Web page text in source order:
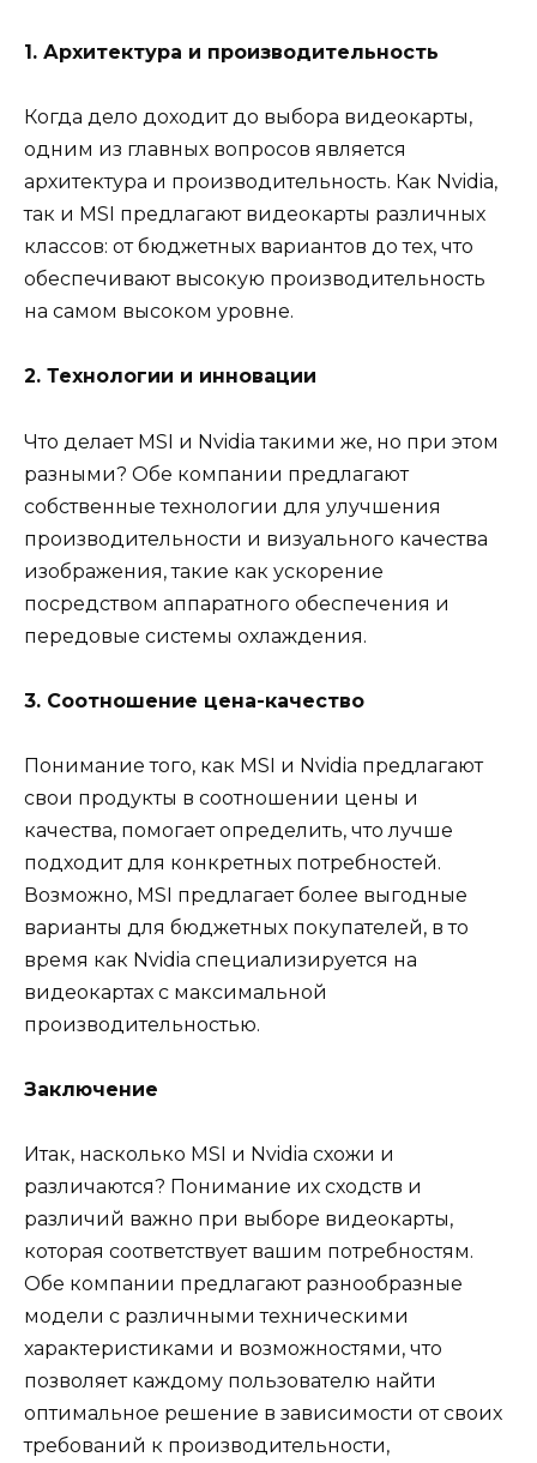
1. Архитектура и производительность
Когда дело доходит до выбора видеокарты,
одним из главных вопросов является
архитектура и производительность. Как Nvidia,
так и MSI предлагают видеокарты различных
классов: от бюджетных вариантов до тех, что
обеспечивают высокую производительность
на самом высоком уровне.
2. Технологии и инновации
Что делает MSI и Nvidia такими же, но при этом
разными? Обе компании предлагают
собственные технологии для улучшения
производительности и визуального качества
изображения, такие как ускорение
посредством аппаратного обеспечения и
передовые системы охлаждения.
3. Соотношение цена-качество
Понимание того, как MSI и Nvidia предлагают
свои продукты в соотношении цены и
качества, помогает определить, что лучше
подходит для конкретных потребностей.
Возможно, MSI предлагает более выгодные
варианты для бюджетных покупателей, в то
время как Nvidia специализируется на
видеокартах с максимальной
производительностью.
Заключение
Итак, насколько MSI и Nvidia схожи и
различаются? Понимание их сходств и
различий важно при выборе видеокарты,
которая соответствует вашим потребностям.
Обе компании предлагают разнообразные
модели с различными техническими
характеристиками и возможностями, что
позволяет каждому пользователю найти
оптимальное решение в зависимости от своих
требований к производительности,